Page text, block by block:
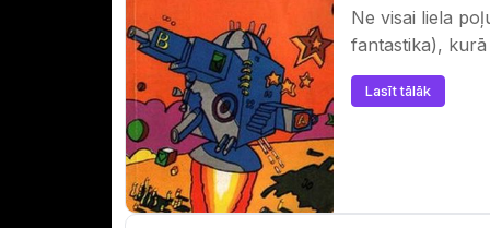
Ne visai liela
fantastika),
Lasīt tālāk